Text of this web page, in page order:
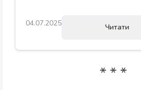
04.07.2025 Читати